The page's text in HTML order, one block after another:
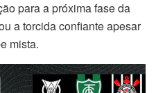
para a próxima fase da
a torcida confiante apesar
mista.